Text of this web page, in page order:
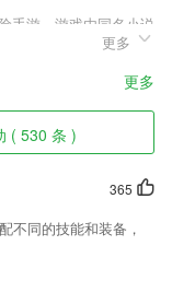
手游。游戏由同名小说
够更快的开展属于自己
你能够感受到最真实
泳？查我的。
更多
更多
( 530 条 )
365
不同的技能和装备，